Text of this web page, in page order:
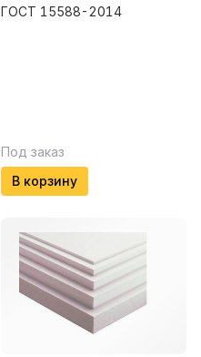
ГОСТ 15588-2014
Под заказ
В корзину